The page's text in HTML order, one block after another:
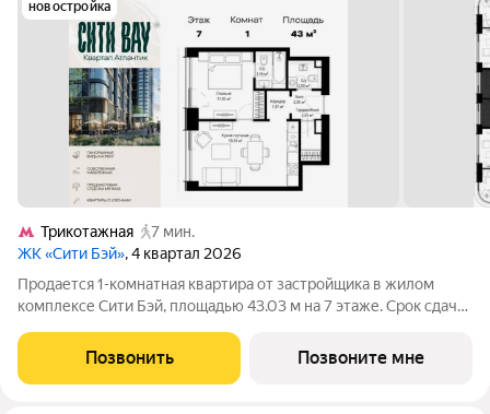
новостройка
Трикотажная
7 мин.
ЖК «Сити Бэй», 4 квартал 2026
Продается 1-комнатная квартира от застройщика в жилом
комплексе Сити Бэй, площадью 43.03 м на 7 этаже. Срок сдачи
настоящий город в городе с отлично развитой
инфраструктурой и собственной
Позвонить Позвоните мне